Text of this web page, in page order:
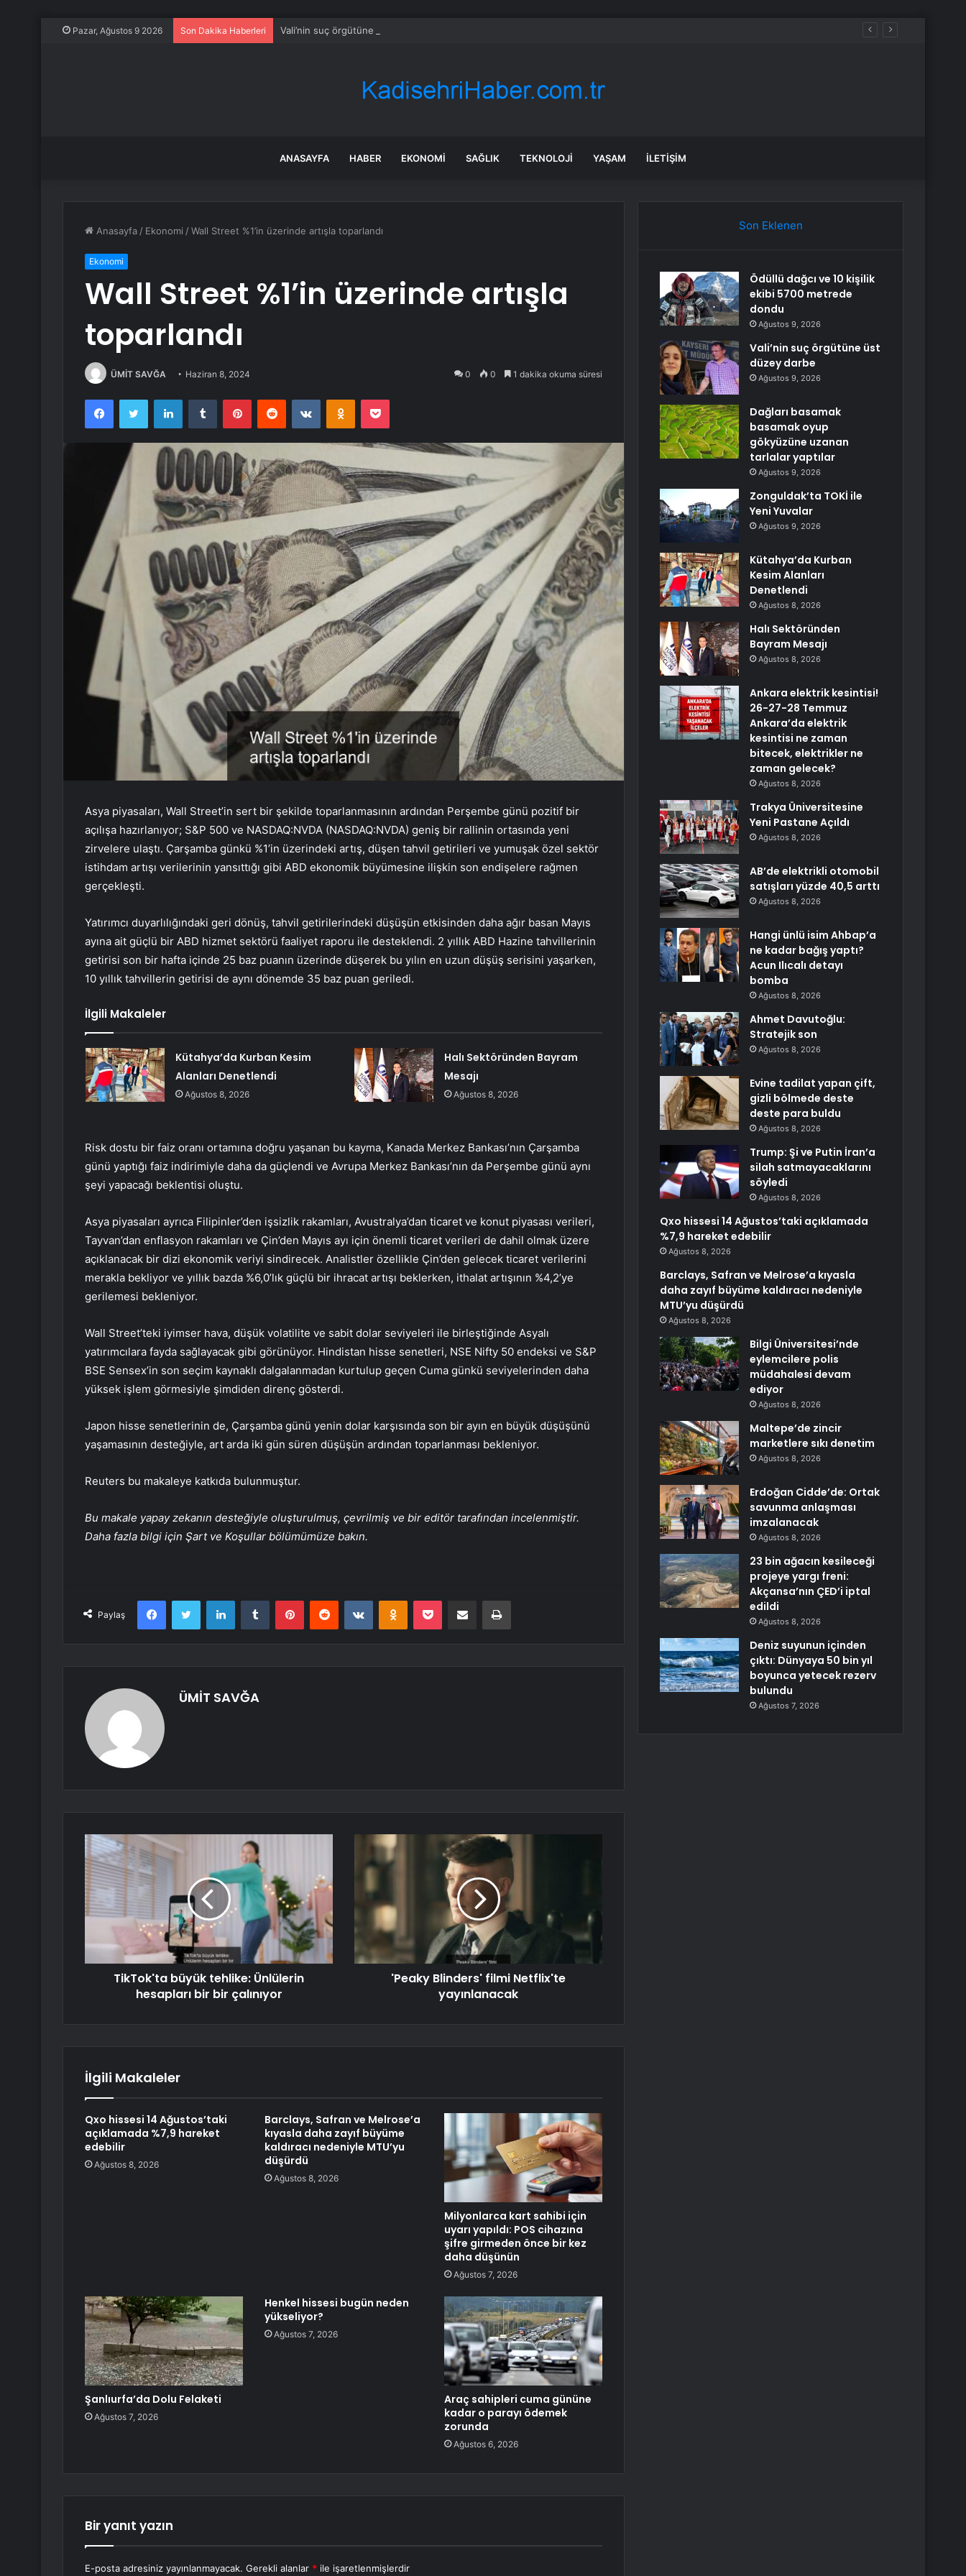
Pazar, Ağustos 9 2026 Son Dakika Haberleri Vali’nin suç örgütüne üst düzey darbe
ANASAYFA HABER EKONOMI SAĞLIK TEKNOLOJI YAŞAM İLETIŞIM
Anasayfa / Ekonomi /Wall Street %1’in üzerinde artışla toparlandı
Ekonomi
Wall Street %1’in üzerinde artışla
toparlandı
ÜMİT SAVĞA Haziran 8, 2024 0 0 1 dakika okuma süresi
FacebookTwitter LinkedInTumblr PinterestReddit VKontakteOdnoklassniki
Pocket
Asya piyasaları, Wall Street’in sert bir şekilde toparlanmasının ardından Perşembe günü pozitif bir
açılışa hazırlanıyor; S&P 500 ve NASDAQ:NVDA (NASDAQ:NVDA) geniş bir rallinin ortasında yeni
zirvelere ulaştı. Çarşamba günkü %1’in üzerindeki artış, düşen tahvil getirileri ve yumuşak özel sektör
istihdam artışı verilerinin yansıttığı gibi ABD ekonomik büyümesine ilişkin son endişelere rağmen
gerçekleşti.
Yatırımcı duyarlılığındaki geri dönüş, tahvil getirilerindeki düşüşün etkisinden daha ağır basan Mayıs
ayına ait güçlü bir ABD hizmet sektörü faaliyet raporu ile desteklendi. 2 yıllık ABD Hazine tahvillerinin
getirisi son bir hafta içinde 25 baz puanın üzerinde düşerek bu yılın en uzun düşüş serisini yaşarken,
10 yıllık tahvillerin getirisi de aynı dönemde 35 baz puan geriledi.
İlgili Makaleler
Kütahya’da Kurban Kesim
Alanları Denetlendi
Ağustos 8, 2026
Halı Sektöründen Bayram
Mesajı
Ağustos 8, 2026
Risk dostu bir faiz oranı ortamına doğru yaşanan bu kayma, Kanada Merkez Bankası’nın Çarşamba
günü yaptığı faiz indirimiyle daha da güçlendi ve Avrupa Merkez Bankası’nın da Perşembe günü aynı
şeyi yapacağı beklentisi oluştu.
Asya piyasaları ayrıca Filipinler’den işsizlik rakamları, Avustralya’dan ticaret ve konut piyasası verileri,
Tayvan’dan enflasyon rakamları ve Çin’den Mayıs ayı için önemli ticaret verileri de dahil olmak üzere
açıklanacak bir dizi ekonomik veriyi sindirecek. Analistler özellikle Çin’den gelecek ticaret verilerini
merakla bekliyor ve yıllık bazda %6,0’lık güçlü bir ihracat artışı beklerken, ithalat artışının %4,2’ye
gerilemesi bekleniyor.
Wall Street’teki iyimser hava, düşük volatilite ve sabit dolar seviyeleri ile birleştiğinde Asyalı
yatırımcılara fayda sağlayacak gibi görünüyor. Hindistan hisse senetleri, NSE Nifty 50 endeksi ve S&P
BSE Sensex’in son seçim kaynaklı dalgalanmadan kurtulup geçen Cuma günkü seviyelerinden daha
yüksek işlem görmesiyle şimdiden direnç gösterdi.
Japon hisse senetlerinin de, Çarşamba günü yenin dolar karşısında son bir ayın en büyük düşüşünü
yaşamasının desteğiyle, art arda iki gün süren düşüşün ardından toparlanması bekleniyor.
Reuters bu makaleye katkıda bulunmuştur.
Bu makale yapay zekanın desteğiyle oluşturulmuş, çevrilmiş ve bir editör tarafından incelenmiştir.
Daha fazla bilgi için Şart ve Koşullar bölümümüze bakın.
Paylaş
FacebookTwitter LinkedInTumblr PinterestReddit VKontakteOdnoklassniki
Pocket E-Posta ile paylaş Yazdır
ÜMİT SAVĞA
TikTok'ta büyük tehlike: Ünlülerin
hesapları bir bir çalınıyor
'Peaky Blinders' filmi Netflix'te
yayınlanacak
İlgili Makaleler
Qxo hissesi 14 Ağustos’taki
açıklamada %7,9 hareket
edebilir
Ağustos 8, 2026
Barclays, Safran ve Melrose’a
kıyasla daha zayıf büyüme
kaldıracı nedeniyle MTU’yu
düşürdü
Ağustos 8, 2026
Milyonlarca kart sahibi için
uyarı yapıldı: POS cihazına
şifre girmeden önce bir kez
daha düşünün
Ağustos 7, 2026
Şanlıurfa’da Dolu Felaketi
Ağustos 7, 2026
Henkel hissesi bugün neden
yükseliyor?
Ağustos 7, 2026
Araç sahipleri cuma gününe
kadar o parayı ödemek
zorunda
Ağustos 6, 2026
Bir yanıt yazın
E-posta adresiniz yayınlanmayacak. Gerekli alanlar * ile işaretlenmişlerdir
Son Eklenen
Ödüllü dağcı ve 10 kişilik
ekibi 5700 metrede
dondu
Ağustos 9, 2026
Vali’nin suç örgütüne üst
düzey darbe
Ağustos 9, 2026
Dağları basamak
basamak oyup
gökyüzüne uzanan
tarlalar yaptılar
Ağustos 9, 2026
Zonguldak’ta TOKİ ile
Yeni Yuvalar
Ağustos 9, 2026
Kütahya’da Kurban
Kesim Alanları
Denetlendi
Ağustos 8, 2026
Halı Sektöründen
Bayram Mesajı
Ağustos 8, 2026
Ankara elektrik kesintisi!
26-27-28 Temmuz
Ankara’da elektrik
kesintisi ne zaman
bitecek, elektrikler ne
zaman gelecek?
Ağustos 8, 2026
Trakya Üniversitesine
Yeni Pastane Açıldı
Ağustos 8, 2026
AB’de elektrikli otomobil
satışları yüzde 40,5 arttı
Ağustos 8, 2026
Hangi ünlü isim Ahbap’a
ne kadar bağış yaptı?
Acun Ilıcalı detayı
bomba
Ağustos 8, 2026
Ahmet Davutoğlu:
Stratejik son
Ağustos 8, 2026
Evine tadilat yapan çift,
gizli bölmede deste
deste para buldu
Ağustos 8, 2026
Trump: Şi ve Putin İran’a
silah satmayacaklarını
söyledi
Ağustos 8, 2026
Qxo hissesi 14 Ağustos’taki açıklamada
%7,9 hareket edebilir
Ağustos 8, 2026
Barclays, Safran ve Melrose’a kıyasla
daha zayıf büyüme kaldıracı nedeniyle
MTU’yu düşürdü
Ağustos 8, 2026
Bilgi Üniversitesi’nde
eylemcilere polis
müdahalesi devam
ediyor
Ağustos 8, 2026
Maltepe’de zincir
marketlere sıkı denetim
Ağustos 8, 2026
Erdoğan Cidde’de: Ortak
savunma anlaşması
imzalanacak
Ağustos 8, 2026
23 bin ağacın kesileceği
projeye yargı freni:
Akçansa’nın ÇED’i iptal
edildi
Ağustos 8, 2026
Deniz suyunun içinden
çıktı: Dünyaya 50 bin yıl
boyunca yetecek rezerv
bulundu
Ağustos 7, 2026